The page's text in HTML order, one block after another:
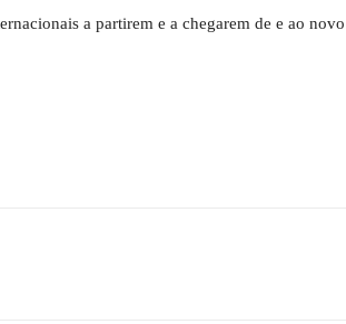
a partirem e a chegarem de e ao novo